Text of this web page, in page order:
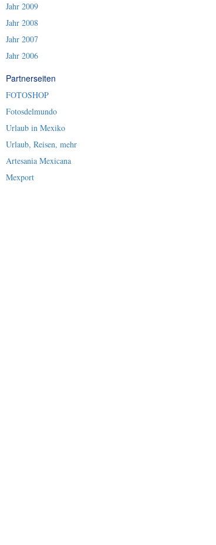
Jahr 2009
Jahr 2008
Jahr 2007
Jahr 2006
Partnerseiten
FOTOSHOP
Fotosdelmundo
Urlaub in Mexiko
Urlaub, Reisen, mehr
Artesania Mexicana
Mexport